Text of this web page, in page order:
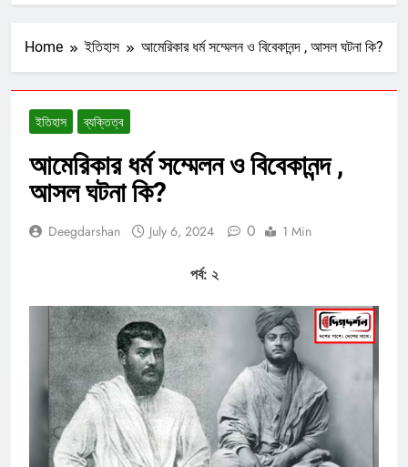
Home ইতিহাস আমেরিকার ধর্ম সম্মেলন ও বিবেকানন্দ , আসল ঘটনা কি?
ইতিহাস ব্যক্তিত্ব
আমেরিকার ধর্ম সম্মেলন ও বিবেকানন্দ ,
আসল ঘটনা কি?
Deegdarshan July 6, 2024 0 1 Min
পর্ব: ২